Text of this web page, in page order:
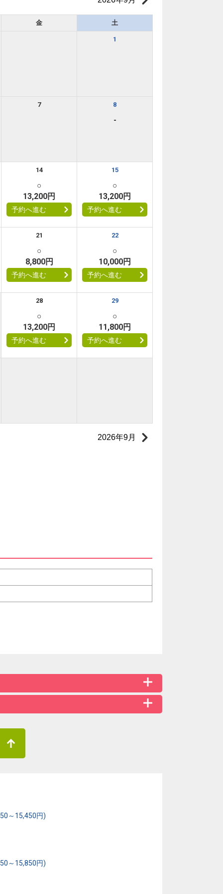
金 土
1
7 8
-
14
○
13,200円
予約へ進む
15
○
13,200円
予約へ進む
21
○
8,800円
予約へ進む
22
○
10,000円
予約へ進む
28
○
13,200円
予約へ進む
29
○
11,800円
予約へ進む
2026年9月
～15,450円)
～15,850円)